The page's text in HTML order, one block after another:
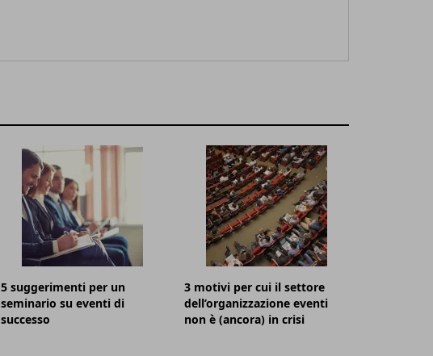
5 suggerimenti per un
seminario su eventi di
successo
3 motivi per cui il settore
dell’organizzazione eventi
non è (ancora) in crisi